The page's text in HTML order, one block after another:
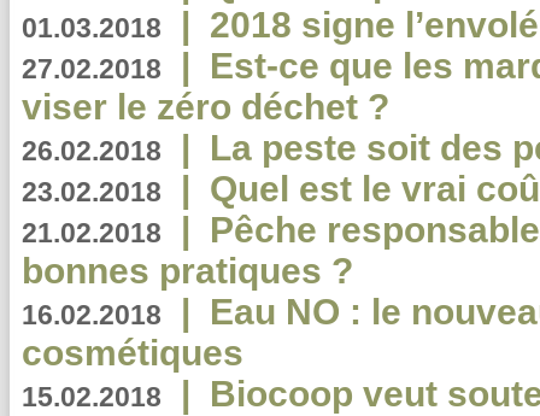
01.03.2018 | 2018 signe
27.02.2018 | Est-ce que les
viser le zéro déchet ?
26.02.2018 | La peste soit des
23.02.2018 | Quel est le vrai
21.02.2018 | Pêche
bonnes pratiques ?
16.02.2018 | Eau NO : le
cosmétiques
15.02.2018 | Biocoop veut